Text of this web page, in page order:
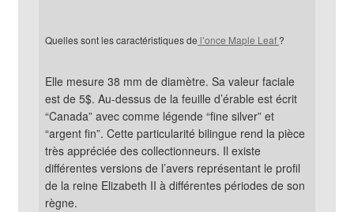
Quelles sont les caractéristiques de l’once Maple Leaf ?
Elle mesure 38 mm de diamètre. Sa valeur faciale
est de 5$. Au-dessus de la feuille d’érable est écrit
“Canada” avec comme légende “fine silver” et
“argent fin”. Cette particularité bilingue rend la pièce
très appréciée des collectionneurs. Il existe
différentes versions de l’avers représentant le profil
de la reine Elizabeth II à différentes périodes de son
règne.